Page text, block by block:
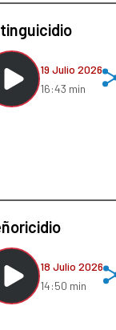
19 Julio 2026
16:43 min
18 Julio 2026
14:50 min